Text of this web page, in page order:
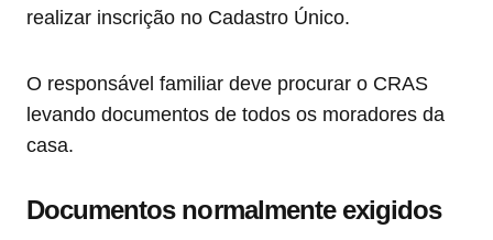
realizar inscrição no Cadastro Único.
O responsável familiar deve procurar o CRAS
levando documentos de todos os moradores da
casa.
Documentos normalmente exigidos